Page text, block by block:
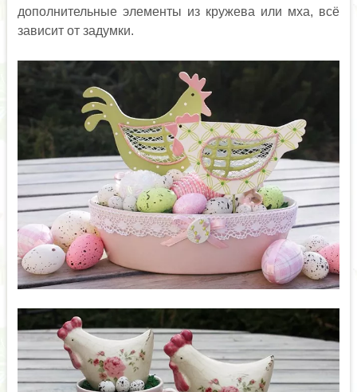
дополнительные элементы из кружева или мха, всё
зависит от задумки.